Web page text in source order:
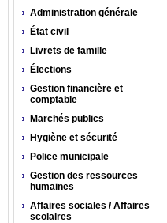
Administration générale
État civil
Livrets de famille
Élections
Gestion financière et
comptable
Marchés publics
Hygiène et sécurité
Police municipale
Gestion des ressources
humaines
Affaires sociales / Affaires
scolaires